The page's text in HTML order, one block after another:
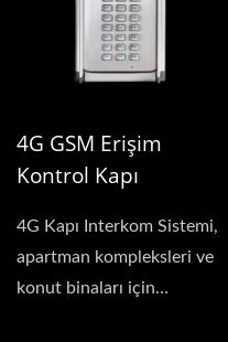
4G GSM Erişim
Kontrol Kapı
4G Kapı Interkom Sistemi,
apartman kompleksleri ve
konut binaları için